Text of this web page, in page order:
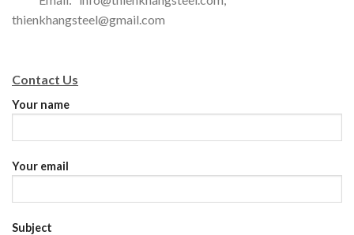
thienkhangsteel@gmail.com
Contact Us
Your name
Your email
Subject